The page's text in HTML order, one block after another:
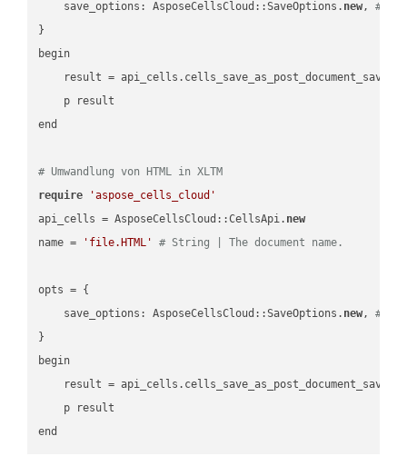
    save_options: AsposeCellsCloud::SaveOptions.
new, #
}
begin
result =
    p result
end
# Umwandlung von HTML in XLTM
require
'aspose_cells_cloud'
api_cells = AsposeCellsCloud::CellsApi. new
name =
'file.HTML' # String | The document name.
opts = {
    save_options: AsposeCellsCloud::SaveOptions.
new, #
}
begin
result =
    p result